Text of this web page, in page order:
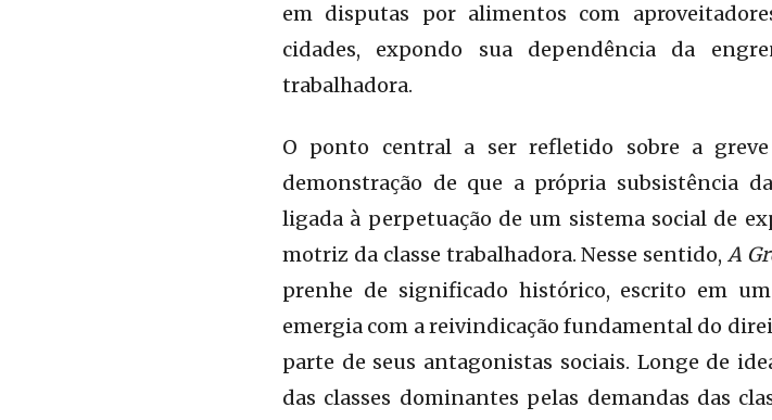
em disputas por alimentos com
cidades, expondo sua dependência da
trabalhadora.
O ponto central a ser refletido sobre a
demonstração de que a própria subsistência
ligada à perpetuação de um sistema social de
motriz da classe trabalhadora. Nesse sentido,A
prenhe de significado histórico, escrito em
emergia com a reivindicação fundamental do
parte de seus antagonistas sociais. Longe de
das classes dominantes pelas demandas das